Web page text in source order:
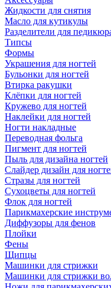
Жидкости для снятия
Масло для кутикулы
Разделители для
Типсы
Формы
Украшения для ногтей
Бульонки для ногтей
Втирка ракушки
Клёпки для ногтей
Кружево для ногтей
Наклейки для ногтей
Ногти накладные
Переводная фольга
Пигмент для ногтей
Пыль для дизайна ногтей
Слайдер дизайн для
Стразы для ногтей
Сухоцветы для ногтей
Флок для ногтей
Парикмахерские
Диффузоры для фенов
Плойки
Фены
Щипцы
Машинки для стрижки
Машинки для стрижки